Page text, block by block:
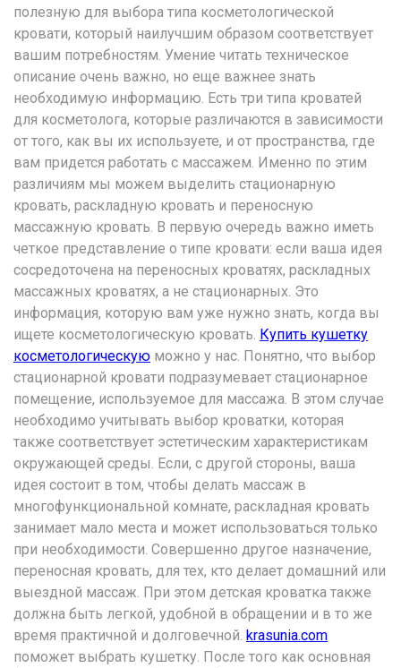
полезную для выбора типа косметологической
кровати, который наилучшим образом соответствует
вашим потребностям. Умение читать техническое
описание очень важно, но еще важнее знать
необходимую информацию. Есть три типа кроватей
для косметолога, которые различаются в зависимости
от того, как вы их используете, и от пространства, где
вам придется работать с массажем. Именно по этим
различиям мы можем выделить стационарную
кровать, раскладную кровать и переносную
массажную кровать. В первую очередь важно иметь
четкое представление о типе кровати: если ваша идея
сосредоточена на переносных кроватях, раскладных
массажных кроватях, а не стационарных. Это
информация, которую вам уже нужно знать, когда вы
ищете косметологическую кровать. Купить кушетку
косметологическую можно у нас. Понятно, что выбор
стационарной кровати подразумевает стационарное
помещение, используемое для массажа. В этом случае
необходимо учитывать выбор кроватки, которая
также соответствует эстетическим характеристикам
окружающей среды. Если, с другой стороны, ваша
идея состоит в том, чтобы делать массаж в
многофункциональной комнате, раскладная кровать
занимает мало места и может использоваться только
при необходимости. Совершенно другое назначение,
переносная кровать, для тех, кто делает домашний или
выездной массаж. При этом детская кроватка также
должна быть легкой, удобной в обращении и в то же
время практичной и долговечной. krasunia.com
поможет выбрать кушетку. После того как основная